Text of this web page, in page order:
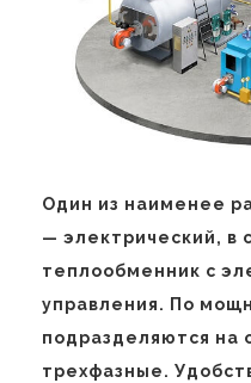
Один из наименее
— электрический, в
теплообменник с
управления. По
подразделяются на
трехфазные.